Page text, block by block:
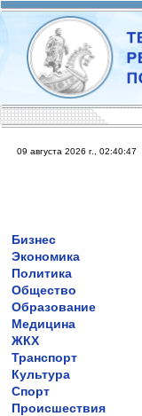
09 августа 2026 г., 02:40:47
Бизнес
Экономика
Политика
Общество
Образование
Медицина
ЖКХ
Транспорт
Культура
Спорт
Происшествия